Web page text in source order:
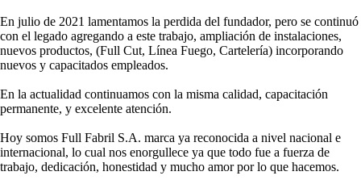
En julio de 2021 lamentamos la perdida del fundador, pero se continuó
con el legado agregando a este trabajo, ampliación de instalaciones,
nuevos productos, (Full Cut, Línea Fuego, Cartelería) incorporando
nuevos y capacitados empleados.
En la actualidad continuamos con la misma calidad, capacitación
permanente, y excelente atención.
Hoy somos Full Fabril S.A. marca ya reconocida a nivel nacional e
internacional, lo cual nos enorgullece ya que todo fue a fuerza de
trabajo, dedicación, honestidad y mucho amor por lo que hacemos.